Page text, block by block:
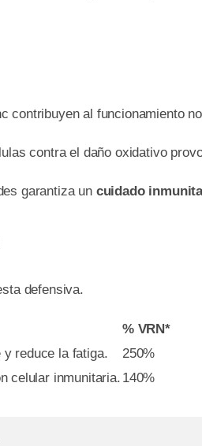
contribuyen al funcionamiento
contra el daño oxidativo
garantiza un cuidado
defensiva.
% VRN*
y reduce la fatiga.
250%
celular inmunitaria. 140%